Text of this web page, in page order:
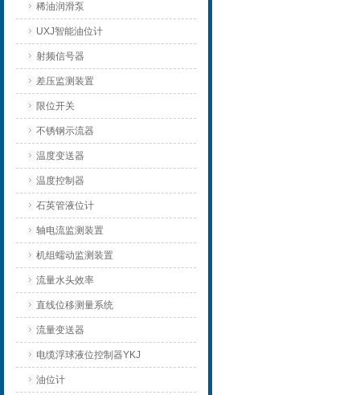
稀油润滑泵
UXJ智能油位计
射频信号器
差压监测装置
限位开关
不锈钢示流器
温度变送器
温度控制器
石英管液位计
轴电流监测装置
机组蠕动监测装置
流量水头效率
直线位移测量系统
流量变送器
电缆浮球液位控制器YKJ
油位计